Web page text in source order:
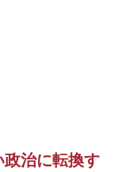
政治に転換す